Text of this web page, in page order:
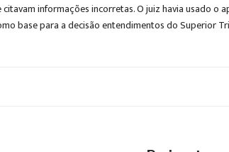
informações incorretas. O juiz havia usado o
base para a decisão entendimentos do Superior